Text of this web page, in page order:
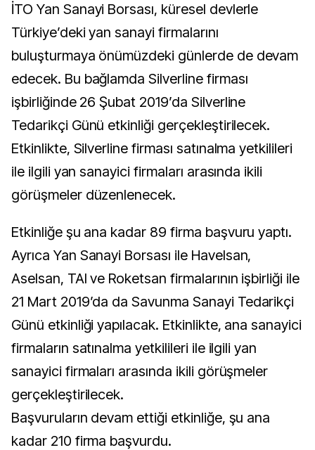
İTO Yan Sanayi Borsası, küresel devlerle
Türkiye’deki yan sanayi firmalarını
buluşturmaya önümüzdeki günlerde de devam
edecek. Bu bağlamda Silverline firması
işbirliğinde 26 Şubat 2019’da Silverline
Tedarikçi Günü etkinliği gerçekleştirilecek.
Etkinlikte, Silverline firması satınalma yetkilileri
ile ilgili yan sanayici firmaları arasında ikili
görüşmeler düzenlenecek.
Etkinliğe şu ana kadar 89 firma başvuru yaptı.
Ayrıca Yan Sanayi Borsası ile Havelsan,
Aselsan, TAI ve Roketsan firmalarının işbirliği ile
21 Mart 2019’da da Savunma Sanayi Tedarikçi
Günü etkinliği yapılacak. Etkinlikte, ana sanayici
firmaların satınalma yetkilileri ile ilgili yan
sanayici firmaları arasında ikili görüşmeler
gerçekleştirilecek.
Başvuruların devam ettiği etkinliğe, şu ana
kadar 210 firma başvurdu.